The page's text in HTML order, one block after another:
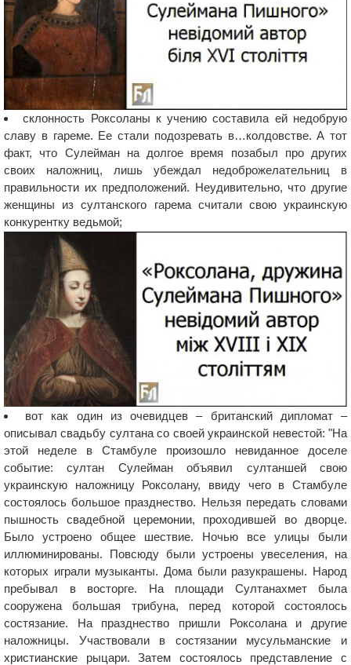
склонность Роксоланы к учению составила ей недобрую
славу в гареме. Ее стали подозревать в…колдовстве. А тот
факт, что Сулейман на долгое время позабыл про других
своих наложниц, лишь убеждал недоброжелательниц в
правильности их предположений. Неудивительно, что другие
женщины из султанского гарема считали свою украинскую
конкурентку ведьмой;
вот как один из очевидцев – британский дипломат –
описывал свадьбу султана со своей украинской невестой: "На
этой неделе в Стамбуле произошло невиданное доселе
событие: султан Сулейман объявил султаншей свою
украинскую наложницу Роксолану, ввиду чего в Стамбуле
состоялось большое празднество. Нельзя передать словами
пышность свадебной церемонии, проходившей во дворце.
Было устроено общее шествие. Ночью все улицы были
иллюминированы. Повсюду были устроены увеселения, на
которых играли музыканты. Дома были разукрашены. Народ
пребывал в восторге. На площади Султанахмет была
сооружена большая трибуна, перед которой состоялось
состязание. На празднество пришли Роксолана и другие
наложницы. Участвовали в состязании мусульманские и
христианские рыцари. Затем состоялось представление с